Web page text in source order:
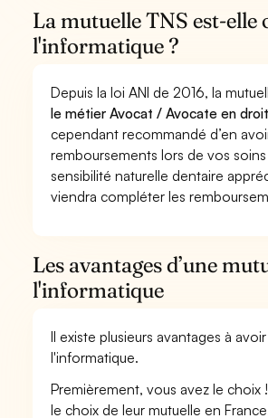
La mutuelle TNS est-
l'informatique ?
Depuis la loi ANI de 2016, la
le métier Avocat / Avocate en
cependant recommandé d’en
remboursements lors de vos
sensibilité naturelle dentaire
viendra compléter les
Les avantages d’une
l'informatique
Il existe plusieurs avantages à
l'informatique.
Premièrement, vous avez le choix
le choix de leur mutuelle en